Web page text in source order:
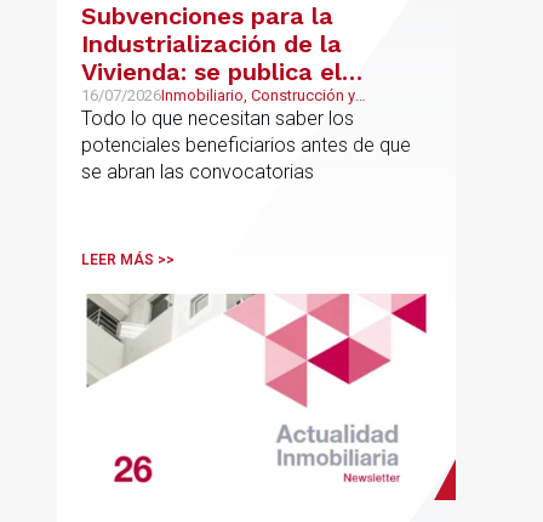
Subvenciones para la
Industrialización de la
Vivienda: se publica el
proyecto de bases
reguladoras
16/07/2026Inmobiliario, Construcción y
Urbanismo
Todo lo que necesitan saber los
potenciales beneficiarios antes de que
se abran las convocatorias
LEER MÁS >>